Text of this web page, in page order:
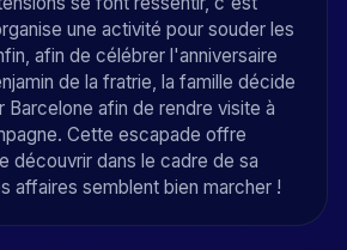
une activité pour souder les
afin de célébrer l'anniversaire
de la fratrie, la famille décide
Barcelone afin de rendre visite à
Cette escapade offre
découvrir dans le cadre de sa
affaires semblent bien marcher !